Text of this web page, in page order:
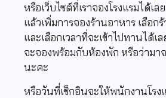
หรือเว็บไซต์ที่เราจองโรงแรมได้เ
แล้วเพิ่มการจองร้านอาหาร เลือก
และเลือกเวลาที่จะเข้าไปทานได้เ
จะจองพร้อมกับห้องพัก หรือว่ามา
นะคะ
หรือวันที่เช็กอินจะให้พนักงานโรง